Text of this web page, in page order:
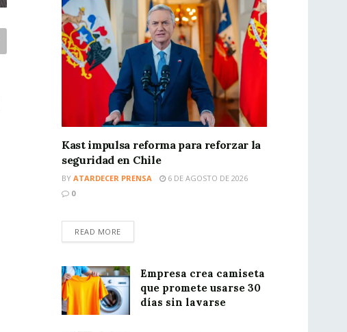
Kast impulsa reforma para reforzar la
seguridad en Chile
BY ATARDECER PRENSA
6 DE AGOSTO DE 2026
0
READ MORE
Empresa crea camiseta
que promete usarse 30
días sin lavarse